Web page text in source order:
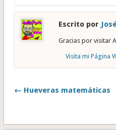
Escrito por
Gracias por visitar
Visita mi Página
← Hueveras matemáticas